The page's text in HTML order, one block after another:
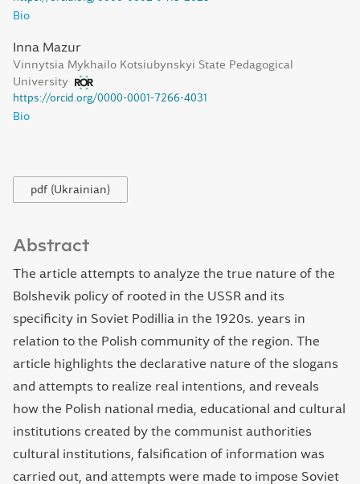
Bio
Inna Mazur
Vinnytsia Mykhailo Kotsiubynskyi State Pedagogical
University
https://orcid.org/0000-0001-7266-4031
Bio
pdf (Ukrainian)
Abstract
The article attempts to analyze the true nature of the
Bolshevik policy of rooted in the USSR and its
specificity in Soviet Podillia in the 1920s. years in
relation to the Polish community of the region. The
article highlights the declarative nature of the slogans
and attempts to realize real intentions, and reveals
how the Polish national media, educational and cultural
institutions created by the communist authorities
cultural institutions, falsification of information was
carried out, and attempts were made to impose Soviet